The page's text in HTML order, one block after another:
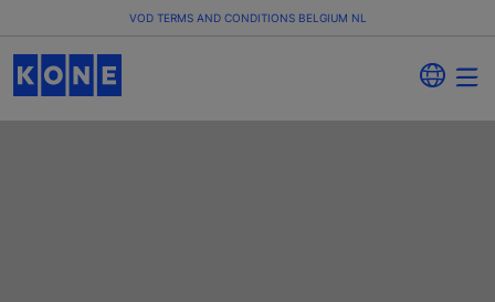
VOD TERMS AND CONDITIONS BELGIUM NL